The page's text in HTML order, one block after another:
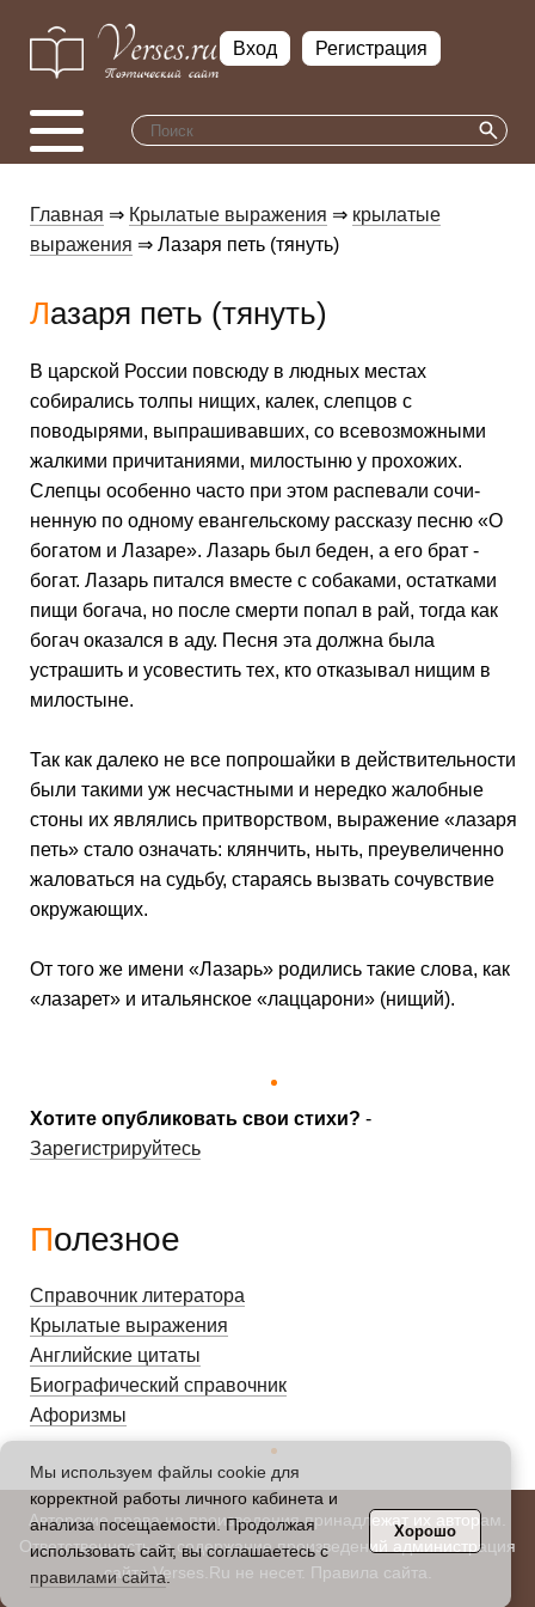
Вход Регистрация
Хотите опубликовать свои стихи? -
Зарегистрируйтесь
Главная ⇒ Крылатые выражения ⇒ крылатые
выражения ⇒ Лазаря петь (тянуть)
Лазаря петь (тянуть)
В царской России повсюду в людных местах
собирались толпы нищих, калек, слепцов с
поводырями, выпрашивавших, со всевозможными
жалкими причитаниями, милостыню у прохожих.
Слепцы особенно часто при этом распевали сочи­
ненную по одному евангельскому рассказу песню «О
бога­том и Лазаре». Лазарь был беден, а его брат -
богат. Лазарь питался вместе с собаками, остатками
пищи богача, но после смерти попал в рай, тогда как
богач оказался в аду. Песня эта должна была
устрашить и усовестить тех, кто отказывал нищим в
милостыне.
Так как далеко не все попрошайки в действительности
были такими уж несчастными и нередко жалобные
стоны их являлись притворством, выражение «лазаря
петь» стало озна­чать: клянчить, ныть, преувеличенно
жаловаться на судьбу, стараясь вызвать сочувствие
окружающих.
От того же имени «Лазарь» родились такие слова, как
«лазарет» и итальянское «лаццарони» (нищий).
Полезное
Справочник литератора
Крылатые выражения
Английские цитаты
Биографический справочник
Афоризмы
Авторские права на произведения принадлежат их авторам.
Ответственность за содержание произведений администрация
сайта Verses.Ru не несет. Правила сайта
Мы используем файлы cookie для
корректной работы личного кабинета и
анализа посещаемости. Продолжая
использовать сайт, вы соглашаетесь с
правилами сайта.
Хорошо